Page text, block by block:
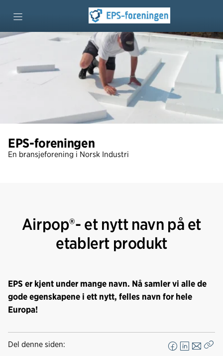
EPS-foreningen
En bransjeforening i Norsk Industri
Kjekt å vite
Miljø
Airpop®- et nytt navn på et
etablert produkt
EPS er kjent under mange navn. Nå samler vi alle de
gode egenskapene i ett nytt, felles navn for hele
Europa!
Del denne siden:
F
L
E